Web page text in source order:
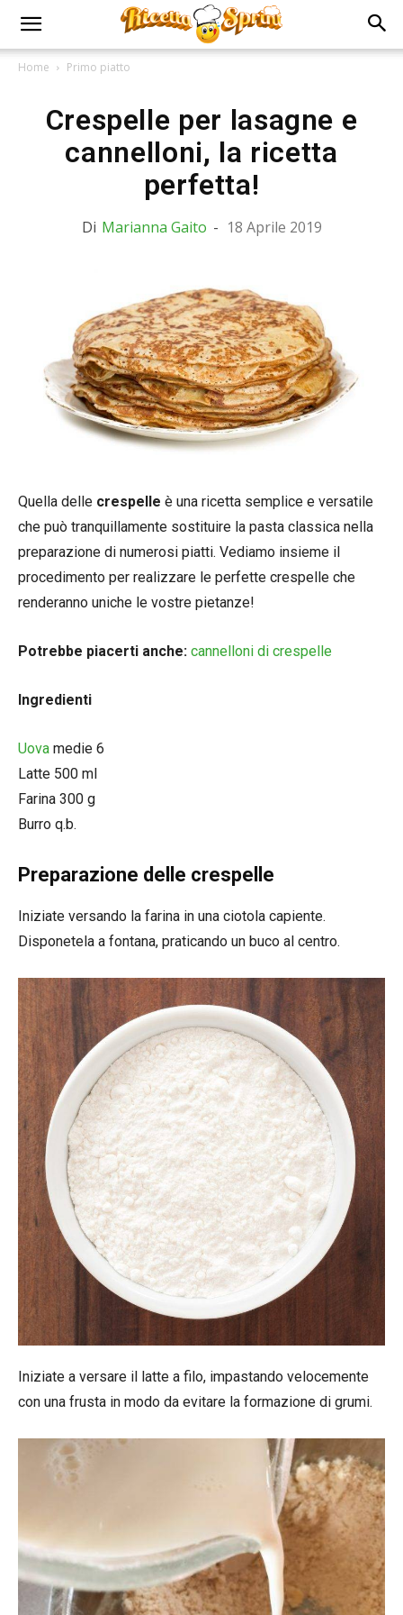
Home Primo piatto
Crespelle per lasagne e
cannelloni, la ricetta
perfetta!
Di Marianna Gaito - 18 Aprile 2019
Quella delle crespelle è una ricetta semplice e versatile
che può tranquillamente sostituire la pasta classica nella
preparazione di numerosi piatti. Vediamo insieme il
procedimento per realizzare le perfette crespelle che
renderanno uniche le vostre pietanze!
Potrebbe piacerti anche: cannelloni di crespelle
Ingredienti
Uova medie 6
Latte 500 ml
Farina 300 g
Burro q.b.
Preparazione delle crespelle
Iniziate versando la farina in una ciotola capiente.
Disponetela a fontana, praticando un buco al centro.
Iniziate a versare il latte a filo, impastando velocemente
con una frusta in modo da evitare la formazione di grumi.